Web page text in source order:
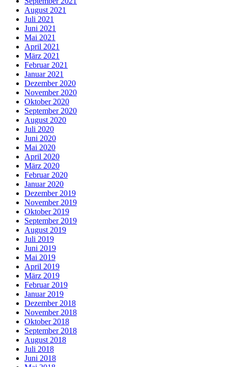
August 2021
Juli 2021
Juni 2021
Mai 2021
April 2021
März 2021
Februar 2021
Januar 2021
Dezember 2020
November 2020
Oktober 2020
September 2020
August 2020
Juli 2020
Juni 2020
Mai 2020
April 2020
März 2020
Februar 2020
Januar 2020
Dezember 2019
November 2019
Oktober 2019
September 2019
August 2019
Juli 2019
Juni 2019
Mai 2019
April 2019
März 2019
Februar 2019
Januar 2019
Dezember 2018
November 2018
Oktober 2018
September 2018
August 2018
Juli 2018
Juni 2018